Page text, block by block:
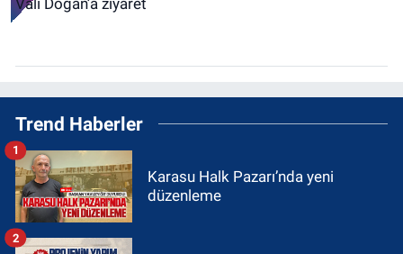
Trend Haberler
Karasu Halk Pazarı’nda yeni
düzenleme
1
2